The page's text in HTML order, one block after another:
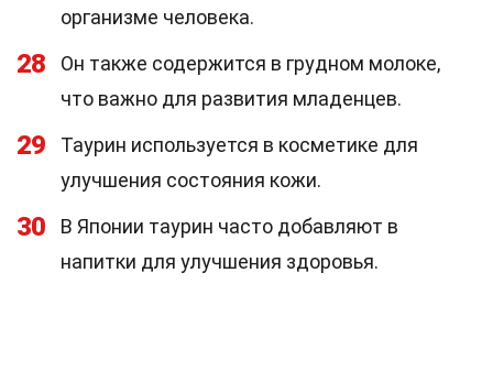
организме человека.
28
Он также содержится в грудном молоке,
что важно для развития младенцев.
29
Таурин используется в косметике для
улучшения состояния кожи.
30
В Японии таурин часто добавляют в
напитки для улучшения здоровья.